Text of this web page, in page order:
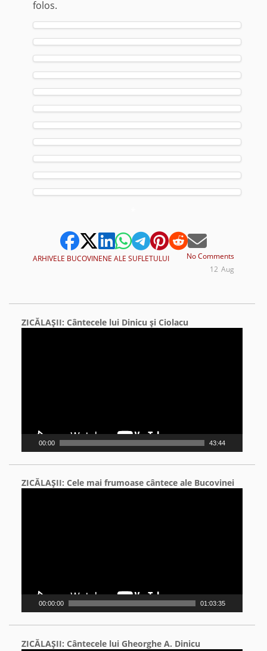
folos.
ARHIVELE BUCOVINENE ALE SUFLETULUI
No Comments
Aug
12
ZICĂLAŞII: Cântecele lui Dinicu şi Ciolacu
00:00 43:44
ZICĂLAŞII: Cele mai frumoase cântece ale Bucovinei
00:00:00 01:03:35
ZICĂLAŞII: Cântecele lui Gheorghe A. Dinicu